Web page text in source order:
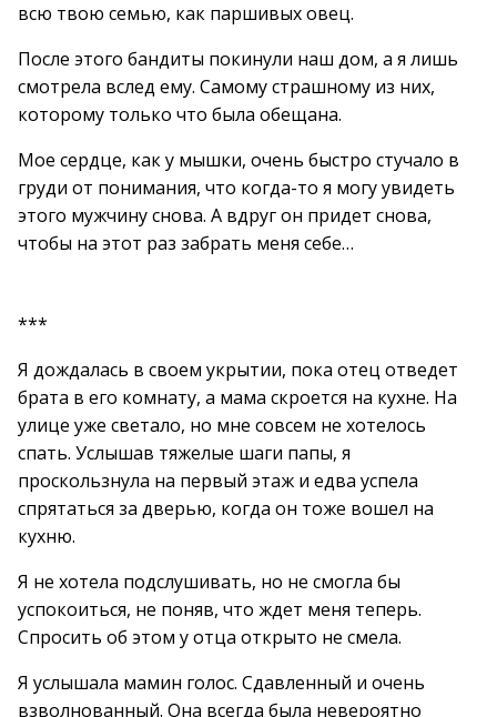
всю твою семью, как паршивых овец.
После этого бандиты покинули наш дом, а я лишь
смотрела вслед ему. Самому страшному из них,
которому только что была обещана.
Мое сердце, как у мышки, очень быстро стучало в
груди от понимания, что когда-то я могу увидеть
этого мужчину снова. А вдруг он придет снова,
чтобы на этот раз забрать меня себе…
***
Я дождалась в своем укрытии, пока отец отведет
брата в его комнату, а мама скроется на кухне. На
улице уже светало, но мне совсем не хотелось
спать. Услышав тяжелые шаги папы, я
проскользнула на первый этаж и едва успела
спрятаться за дверью, когда он тоже вошел на
кухню.
Я не хотела подслушивать, но не смогла бы
успокоиться, не поняв, что ждет меня теперь.
Спросить об этом у отца открыто не смела.
Я услышала мамин голос. Сдавленный и очень
взволнованный. Она всегда была невероятно